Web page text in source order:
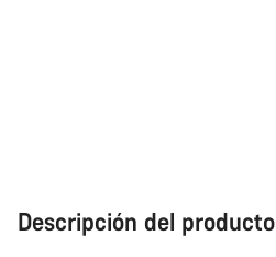
Descripción del producto